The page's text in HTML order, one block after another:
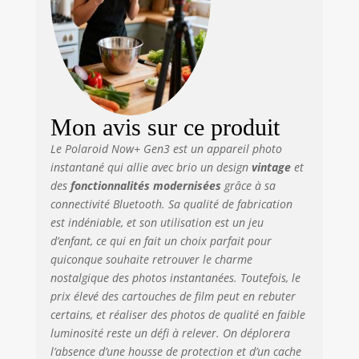
Bénéficiez d'une
puissance créative
supplémentaire en
connectant
l'appareil photo
Polaroid Now+
Generation 3 via
Bluetooth à
l'application
Polaroid. Accédez à
la priorité
d'ouverture, aux
télécommandes, à
la double
exposition, au
retardateur, au
mode manuel et à
d'autres outils
créatifs. NOUVEAU
Mon avis sur ce produit
Le Polaroid Now+ Gen3 est un appareil photo
instantané qui allie avec brio un design vintageet
des fonctionnalités modernisées grâce à sa
connectivité Bluetooth. Sa qualité de fabrication
est indéniable, et son utilisation est un jeu
d’enfant, ce qui en fait un choix parfait pour
quiconque souhaite retrouver le charme
nostalgique des photos instantanées. Toutefois, le
prix élevé des cartouches de film peut en rebuter
certains, et réaliser des photos de qualité en faible
luminosité reste un défi à relever. On déplorera
l’absence d’une housse de protection et d’un cache